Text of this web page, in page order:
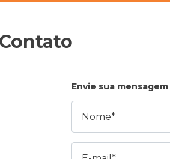
Contato
Envie sua mensagem